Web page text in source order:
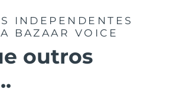
INDEPENDENTES
BAZAAR VOICE
outros